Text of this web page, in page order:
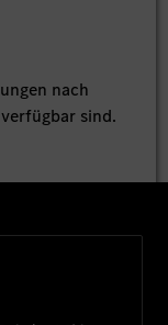
nach
sind.